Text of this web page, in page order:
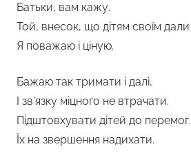
Батьки, вам кажу.
Той, внесок, що дітям своїм дали
Я поважаю і ціную.
Бажаю так тримати і далі,
І зв’язку міцного не втрачати.
Підштовхувати дітей до перемог.
Їх на звершення надихати.